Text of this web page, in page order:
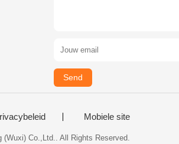
Send
Mobiele site
Co.,Ltd.. All Rights Reserved.